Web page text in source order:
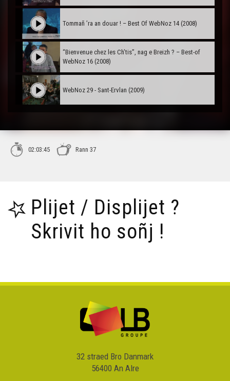
Tommañ ’ra an douar ! – Best Of WebNoz 14 (2008)
“Bienvenue chez les Ch’tis”, nag e Breizh ? – Best-of
WebNoz 16 (2008)
WebNoz 29 - Sant-Ervlan (2009)
02:03:45 Rann 37
Plijet / Displijet ?
Skrivit ho soñj !
32 straed Bro Danmark
56400 An Alre